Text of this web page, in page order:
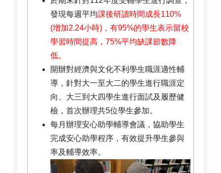
發現每週平均課後研讀時間成長110%
(增加2.24小時)，有95%的學生表示留校
學習時間提高，75%平均缺課節數降
低。
開辦對經濟與文化不利學生職涯適性輔
導，針對大一至大二的學生進行職涯定
向、大三到大四學生進行面試及履歷健
檢，首次辦理共5位學生參加。
每月辦理安心助學輔導會議，協助學生
完成安心助學程序，有效提升學生參與
率及輔導效率。